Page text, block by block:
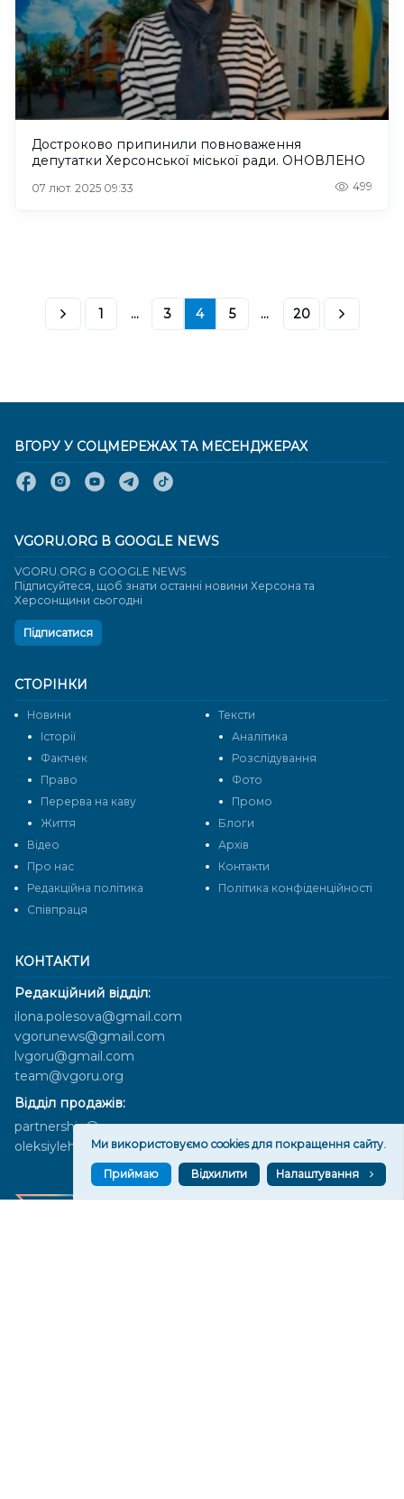
Достроково припинили повноваження
депутатки Херсонської міської ради. ОНОВЛЕНО
07 лют. 2025 09:33 499
1 ... 3 4 5 ... 20
КОНТАКТИ
Редакційний відділ:
ilona.polesova@gmail.com
vgorunews@gmail.com
lvgoru@gmail.com
team@vgoru.org
Відділ продажів:
partnership@vgoru.org
oleksiylehen@vgoru.org
СТОРІНКИ
Новини
Тексти
Історії
Аналітика
Фактчек
Розслідування
Право
Фото
Перерва на каву
Промо
Життя
Блоги
Відео
Архів
Про нас
Контакти
Редакційна політика
Політика конфіденційності
Cпівпраця
ВГОРУ У СОЦМЕРЕЖАХ ТА МЕСЕНДЖЕРАХ
VGORU.ORG В GOOGLE NEWS
VGORU.ORG в GOOGLE NEWS
Підписуйтеся, щоб знати останні новини Херсона та
Херсонщини сьогодні
Підписатися
Ми використовуємо cookies для покращення сайту.
Приймаю Відхилити Налаштування